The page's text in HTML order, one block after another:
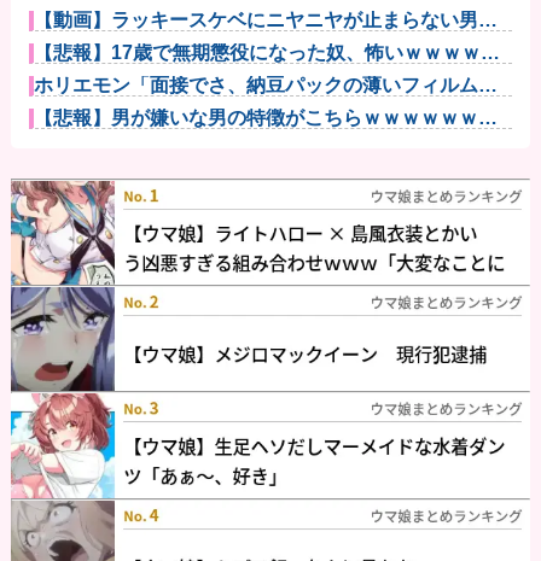
【動画】ラッキースケベにニヤニヤが止まらない男が
こちらｗｗｗ...
【悲報】17歳で無期懲役になった奴、怖いｗｗｗｗｗ
ｗｗｗｗｗ...
ホリエモン「面接でさ、納豆パックの薄いフィルムっ
て何のために...
【悲報】男が嫌いな男の特徴がこちらｗｗｗｗｗｗｗ